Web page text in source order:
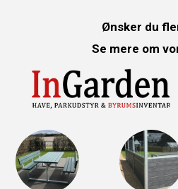
Ønsker du
Se mere om